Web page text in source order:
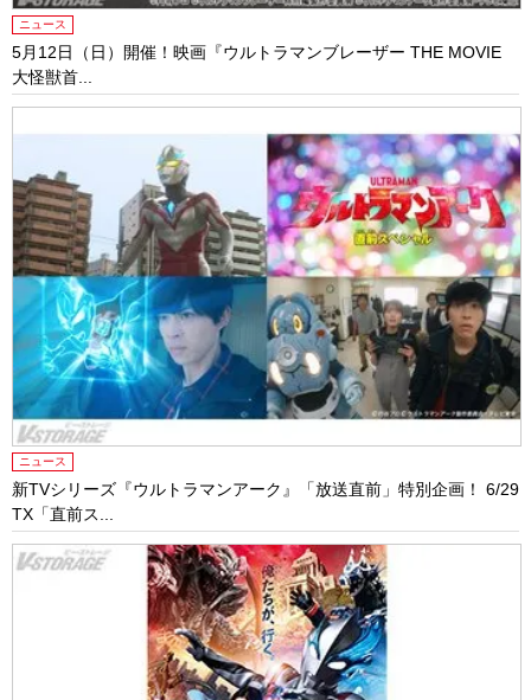
ニュース
5月12日（日）開催！映画『ウルトラマンブレーザー THE MOVIE
大怪獣首...
ニュース
新TVシリーズ『ウルトラマンアーク』「放送直前」特別企画！ 6/29
TX「直前ス...